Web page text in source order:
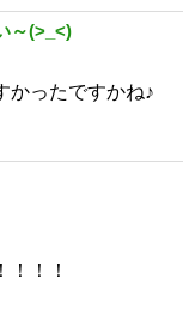
～(>_<)
かったですかね♪
！！